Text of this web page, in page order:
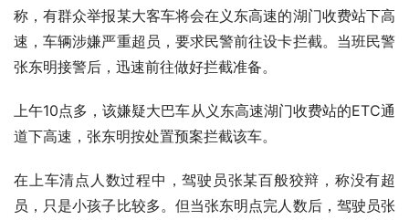
称，有群众举报某大客车将会在义东高速的湖门收费站下高
速，车辆涉嫌严重超员，要求民警前往设卡拦截。当班民警
张东明接警后，迅速前往做好拦截准备。
上午10点多，该嫌疑大巴车从义东高速湖门收费站的ETC通
道下高速，张东明按处置预案拦截该车。
在上车清点人数过程中，驾驶员张某百般狡辩，称没有超
员，只是小孩子比较多。但当张东明点完人数后，驾驶员张